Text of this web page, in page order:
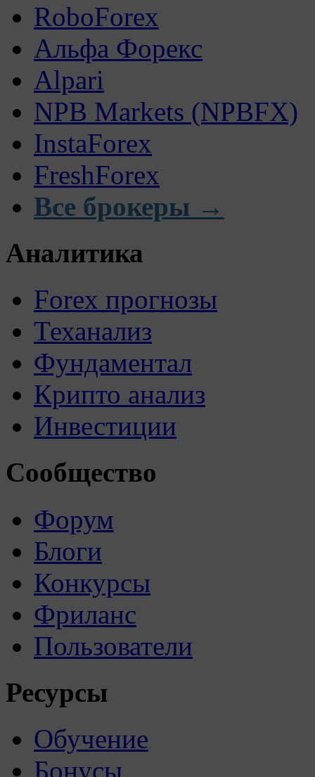
RoboForex
Альфа Форекс
Alpari
NPB Markets (NPBFX)
InstaForex
FreshForex
Все брокеры →
Аналитика
Forex прогнозы
Теханализ
Фундаментал
Крипто анализ
Инвестиции
Сообщество
Форум
Блоги
Конкурсы
Фриланс
Пользователи
Ресурсы
Обучение
Бонусы